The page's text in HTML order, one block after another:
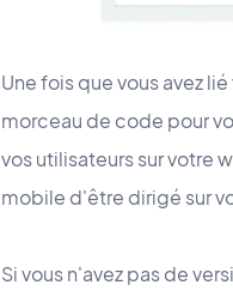
Une fois que vous avez
morceau de code pour
vos utilisateurs sur votre
mobile d'être dirigé sur
Si vous n'avez pas de